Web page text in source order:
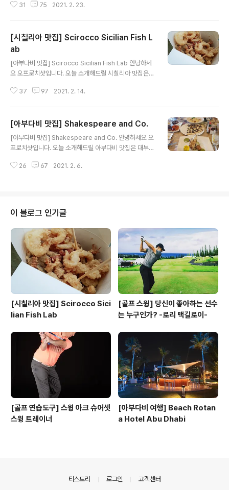
변을걸어다니기에도 좋고 너무 좋았습니다. 강가를 따라서
n's Pizza 종류 : 양식 영업시간 : 일월화수목금토 (10:00
서 아직 한 번도 먹어보지 못했는데 해외에서 먼저 먹어보
네요! MIX BOX도 있고 피자헛보다 훨씬 맛있다고 해서 먹
어 봤습니다. 메뉴는 Super papa's와 peperoni rolls
를 주문하였습니다. 패스트푸드답게 메뉴가 금방 나왔습니
해 보였습니다. 이 정도면 너무 만족스러운 Super ..
31 75 2021. 2. 23.
[시칠리아 맛집] Scirocco Sicilian Fish L
ab
[아부다비 맛집] Scirocco Sicilian Fish Lab 안녕하세
요 오프로치샷입니다. 오늘 소개해드릴 시칠리아 맛집은
드리겠습니다. 스키로코 / Scirocco Sicilian Fish Lab
코드 : 없음 가격 : ★★☆☆☆☆ +39 095 836 5148
Piazza Alonzo di Benedetto, 7, 95121 Catania C
T, 이탈리아 시칠리아 여행 중 맥주 안주로 가장 맛있게 먹
서 계속 먹게 됩니다. GOOD 총 평 이탈리아..
37 97 2021. 2. 14.
[아부다비 맛집] Shakespeare and Co.
[아부다비 맛집] Shakespeare and Co. 안녕하세요 오
프로치샷입니다. 오늘 소개해드릴 아부다비 맛집은 대부분
d Co.를 소개해 드리겠습니다. Shakespeare and Co.
☆☆ +971 2 639 9626 Central Market, Hamdan
Street - Abu Dhabi (WTC) 셰익스피어의 메뉴판입니
다. 패밀리 레스토랑에서 먹을 수 있는 대부분의 메뉴가 있
습니다. 가격대가 많이 비싼 편은 아니며 쿠폰을 활용하..
26 67 2021. 2. 6.
이 블로그 인기글
[시칠리아 맛집] Scirocco Sici
lian Fish Lab
[골프 스윙] 당신이 좋아하는 선수
는 누구인가? -로리 맥길로이-
[골프 연습도구] 스윙 아크 슈어셋
스윙 트레이너
[아부다비 여행] Beach Rotan
a Hotel Abu Dhabi
티스토리 로그인 고객센터